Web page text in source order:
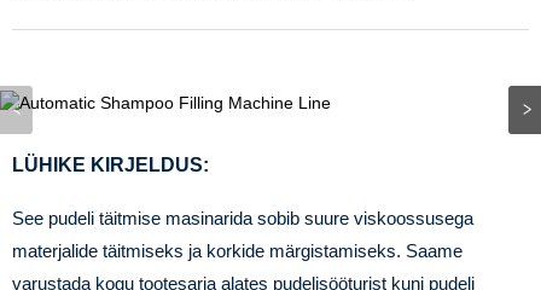
LÜHIKE KIRJELDUS:
See pudeli täitmise masinarida sobib suure viskoossusega
materjalide täitmiseks ja korkide märgistamiseks. Saame
varustada kogu tootesarja alates pudelisööturist kuni pudeli